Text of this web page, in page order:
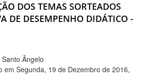
DOS TEMAS SORTEADOS
DE DESEMPENHO DIDÁTICO -
Ângelo
em Segunda, 19 de Dezembro de 2016,